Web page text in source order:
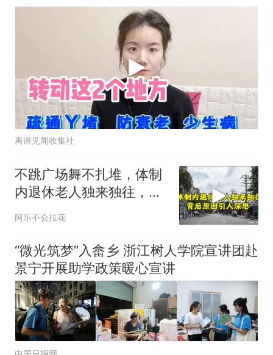
离谱见闻收集社
不跳广场舞不扎堆，体制
内退休老人独来独往，背
后原因引人深思
阿乐不会拉花
“微光筑梦”入畲乡 浙江树人学院宣讲团赴
景宁开展助学政策暖心宣讲